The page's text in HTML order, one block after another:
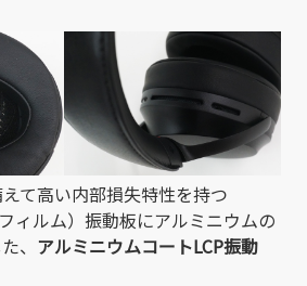
て高い内部損失特性を持つ
ィルム）振動板にアルミニウムの
、 アルミニウムコートLCP振動